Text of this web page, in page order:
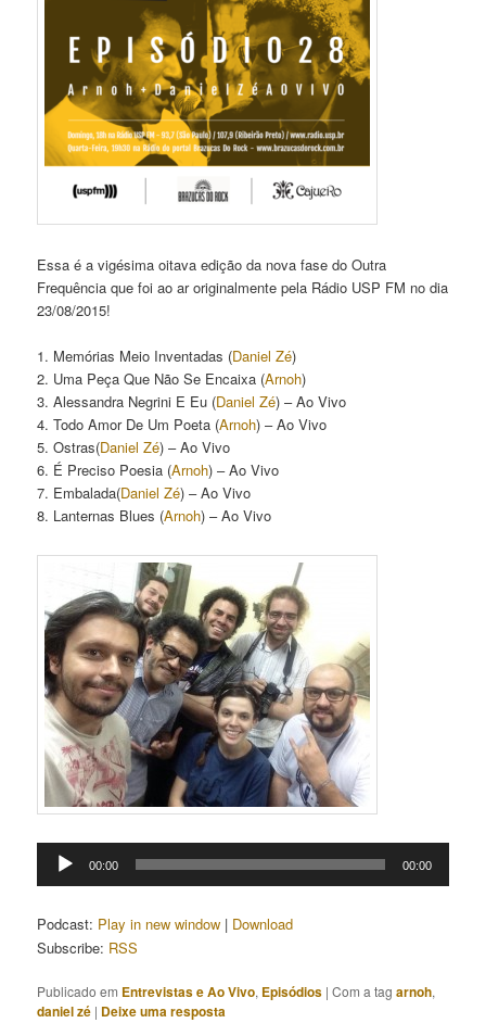
Essa é a vigésima oitava edição da nova fase do Outra
Frequência que foi ao ar originalmente pela Rádio USP FM no dia
23/08/2015!
1. Memórias Meio Inventadas (Daniel Zé)
2. Uma Peça Que Não Se Encaixa (Arnoh)
3. Alessandra Negrini E Eu (Daniel Zé) – Ao Vivo
4. Todo Amor De Um Poeta (Arnoh) – Ao Vivo
5. Ostras(Daniel Zé) – Ao Vivo
6. É Preciso Poesia (Arnoh) – Ao Vivo
7. Embalada(Daniel Zé) – Ao Vivo
8. Lanternas Blues (Arnoh) – Ao Vivo
Tocador
00:00 00:00
Podcast: Play in new window | Download
Subscribe: RSS
Publicado em Entrevistas e Ao Vivo, Episódios |Com a tagarnoh,
daniel zé | Deixe uma resposta